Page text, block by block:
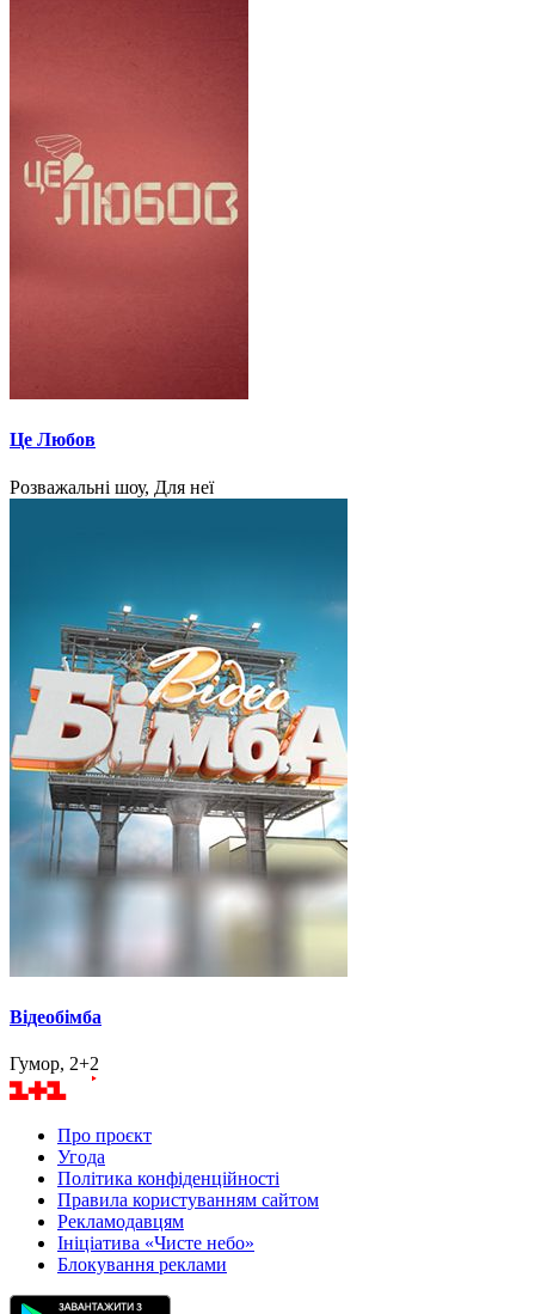
Це Любов
Розважальні шоу, Для неї
Відеобімба
Гумор, 2+2
Про проєкт
Угода
Політика конфіденційності
Правила користуванням сайтом
Рекламодавцям
Ініціатива «Чисте небо»
Блокування реклами